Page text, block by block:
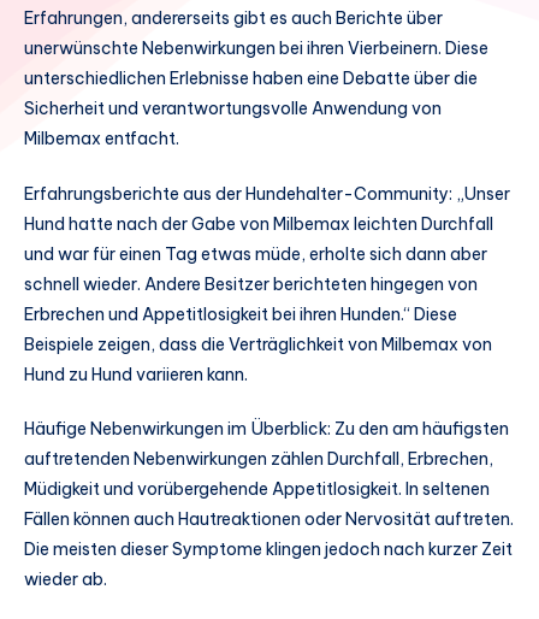
Erfahrungen, andererseits gibt es auch Berichte über
unerwünschte Nebenwirkungen bei ihren Vierbeinern. Diese
unterschiedlichen Erlebnisse haben eine Debatte über die
Sicherheit und verantwortungsvolle Anwendung von
Milbemax entfacht.
Erfahrungsberichte aus der Hundehalter-Community: „Unser
Hund hatte nach der Gabe von Milbemax leichten Durchfall
und war für einen Tag etwas müde, erholte sich dann aber
schnell wieder. Andere Besitzer berichteten hingegen von
Erbrechen und Appetitlosigkeit bei ihren Hunden.“ Diese
Beispiele zeigen, dass die Verträglichkeit von Milbemax von
Hund zu Hund variieren kann.
Häufige Nebenwirkungen im Überblick: Zu den am häufigsten
auftretenden Nebenwirkungen zählen Durchfall, Erbrechen,
Müdigkeit und vorübergehende Appetitlosigkeit. In seltenen
Fällen können auch Hautreaktionen oder Nervosität auftreten.
Die meisten dieser Symptome klingen jedoch nach kurzer Zeit
wieder ab.